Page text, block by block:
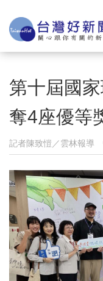
第十屆國
奪4座優等
記者陳致愷／雲林報導